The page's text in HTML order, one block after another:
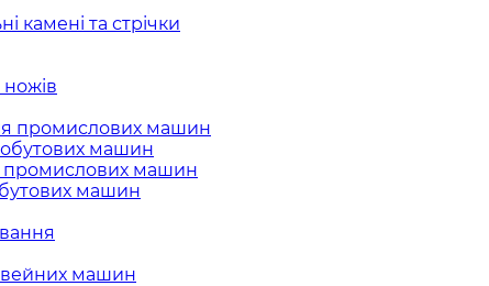
камені та стрічки
промислових машин
машин
промислових машин
машин
машин